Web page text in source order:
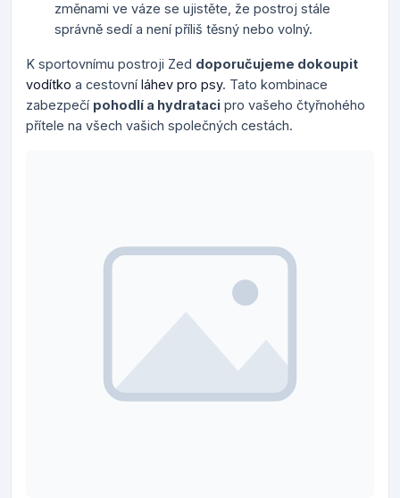
změnami ve váze se ujistěte, že postroj stále
správně sedí a není příliš těsný nebo volný.
K sportovnímu postroji Zed doporučujeme dokoupit
vodítko a cestovní láhev pro psy. Tato kombinace
zabezpečí pohodlí a hydrataci pro vašeho čtyřnohého
přítele na všech vašich společných cestách.